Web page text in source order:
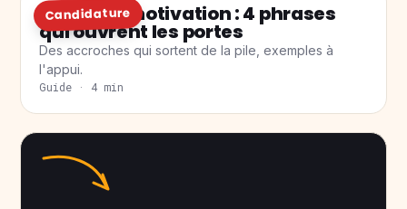
Candidature
Lettre de motivation : 4 phrases
qui ouvrent les portes
Des accroches qui sortent de la pile, exemples à
l'appui.
Guide · 4 min